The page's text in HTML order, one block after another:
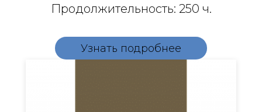
Продолжительность: 250 ч.
Узнать подробнее